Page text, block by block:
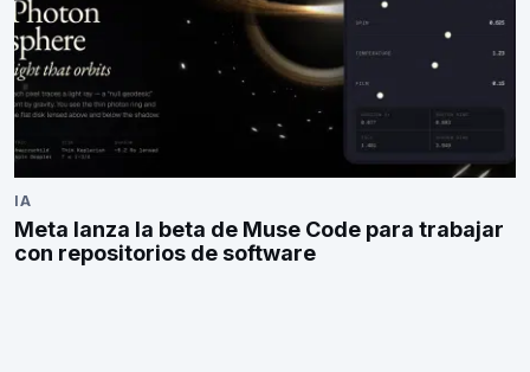
IA
Meta lanza la beta de Muse Code para trabajar
con repositorios de software